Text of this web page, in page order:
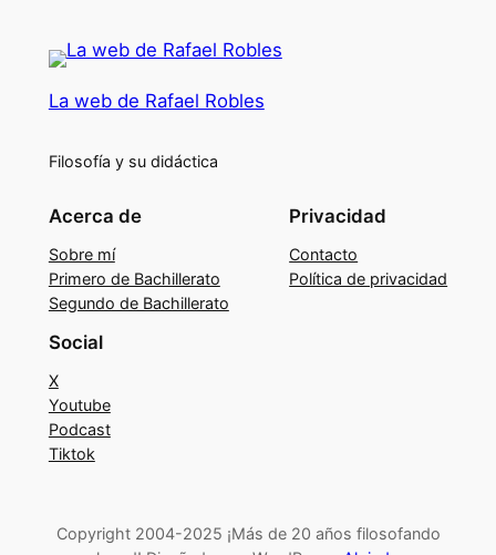
La web de Rafael Robles
Filosofía y su didáctica
Acerca de
Sobre mí
Primero de Bachillerato
Segundo de Bachillerato
Privacidad
Contacto
Política de privacidad
Social
X
Youtube
Podcast
Tiktok
Copyright 2004-2025 ¡Más de 20 años filosofando